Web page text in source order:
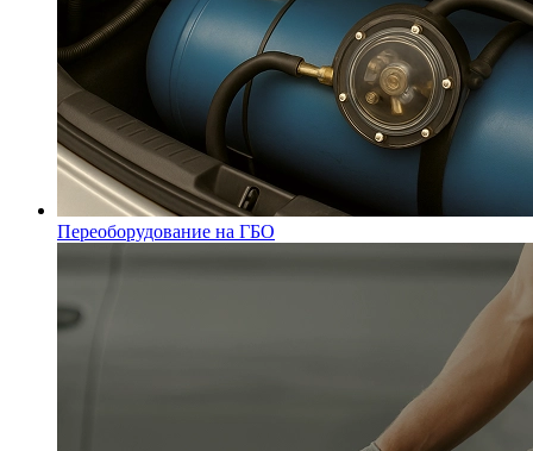
Переоборудование на ГБО